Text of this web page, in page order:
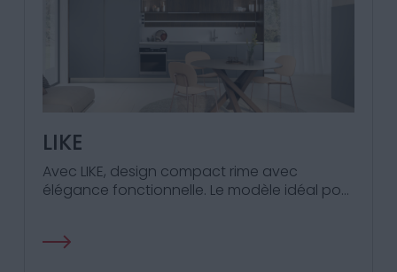
LIKE
Avec LIKE, design compact rime avec
élégance fonctionnelle. Le modèle idéal pour